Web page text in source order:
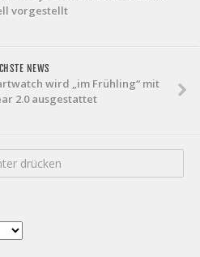
vorgestellt
NEWS
wird „im Frühling“ mit
2.0 ausgestattet